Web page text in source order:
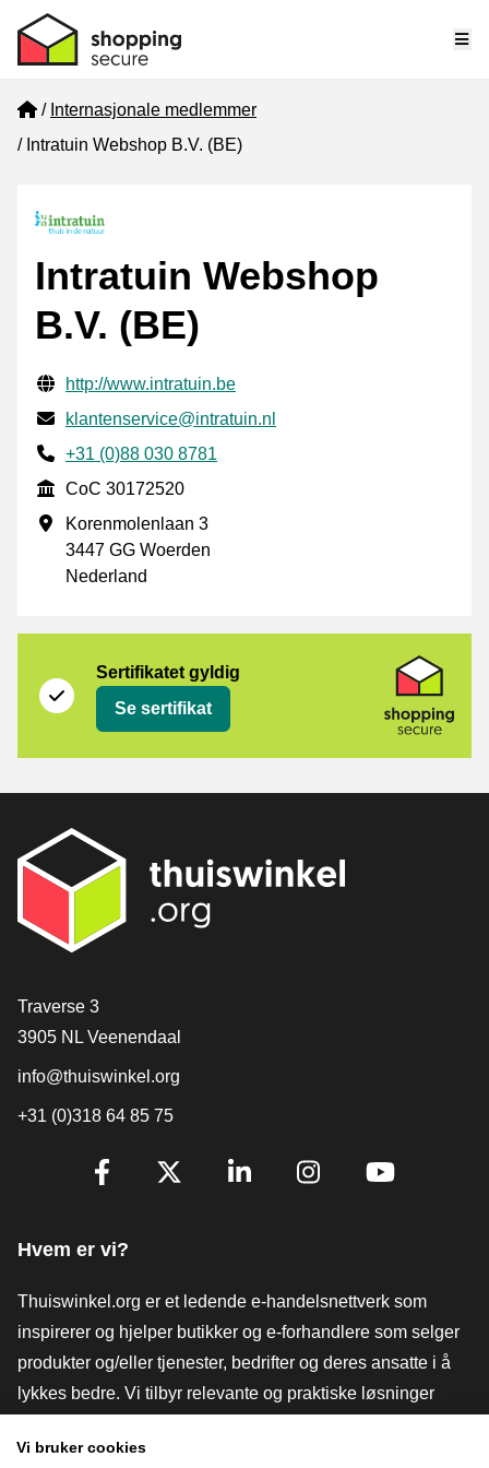
Home
Internasjonale medlemmer
Intratuin Webshop B.V. (BE)
Intratuin Webshop
B.V. (BE)
Verifisert kontaktinformasjon
Website URL
http://www.intratuin.be
E-post
klantenservice@intratuin.nl
Phone number
+31 (0)88 030 8781
CoC
CoC 30172520
Forretningsadresse
Korenmolenlaan 3
3447 GG Woerden
Nederland
Sertifikatet gyldig
Se sertifikat
[_General:Contact]
Traverse 3
3905 NL Veenendaal
info@thuiswinkel.org
+31 (0)318 64 85 75
[_General:SocialMediaTitle]
Hvem er vi?
Thuiswinkel.org er et ledende e-handelsnettverk som
inspirerer og hjelper butikker og e-forhandlere som selger
produkter og/eller tjenester, bedrifter og deres ansatte i å
lykkes bedre. Vi tilbyr relevante og praktiske løsninger
verktøy og råd, advokatvirksomhet, markedsundersøkelser,
Vi bruker cookies